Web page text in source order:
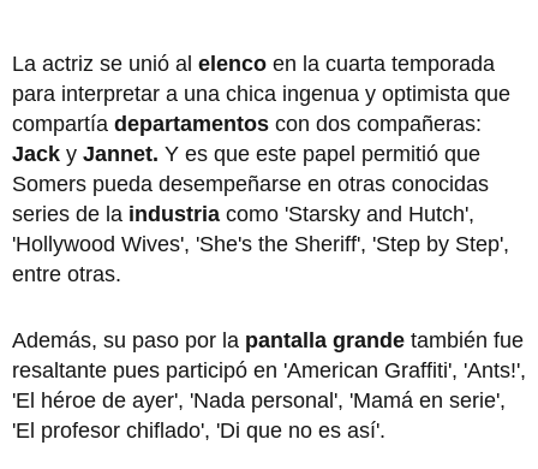
La actriz se unió al elenco en la cuarta temporada
para interpretar a una chica ingenua y optimista que
compartía departamentos con dos compañeras:
Jack y Jannet. Y es que este papel permitió que
Somers pueda desempeñarse en otras conocidas
series de la industria como 'Starsky and Hutch',
'Hollywood Wives', 'She's the Sheriff', 'Step by Step',
entre otras.
Además, su paso por la pantalla grande también fue
resaltante pues participó en 'American Graffiti', 'Ants!',
'El héroe de ayer', 'Nada personal', 'Mamá en serie',
'El profesor chiflado', 'Di que no es así'.